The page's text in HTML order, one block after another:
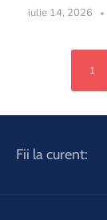
iulie 14, 2026
1
Fii la curent: